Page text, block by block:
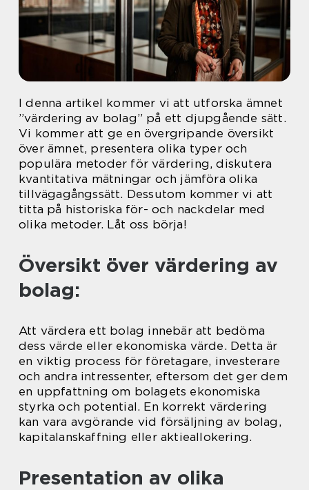
I denna artikel kommer vi att utforska ämnet
”värdering av bolag” på ett djupgående sätt.
Vi kommer att ge en övergripande översikt
över ämnet, presentera olika typer och
populära metoder för värdering, diskutera
kvantitativa mätningar och jämföra olika
tillvägagångssätt. Dessutom kommer vi att
titta på historiska för- och nackdelar med
olika metoder. Låt oss börja!
Översikt över värdering av
bolag:
Att värdera ett bolag innebär att bedöma
dess värde eller ekonomiska värde. Detta är
en viktig process för företagare, investerare
och andra intressenter, eftersom det ger dem
en uppfattning om bolagets ekonomiska
styrka och potential. En korrekt värdering
kan vara avgörande vid försäljning av bolag,
kapitalanskaffning eller aktieallokering.
Presentation av olika